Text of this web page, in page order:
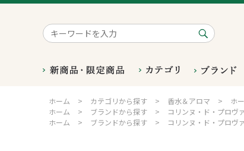
ホーム > カテゴリから探す > 香水＆アロマ > ホ
ホーム
> ブランドから探す > コリンヌ・ド・プロヴ
ホーム
> ブランドから探す > コリンヌ・ド・プロヴ